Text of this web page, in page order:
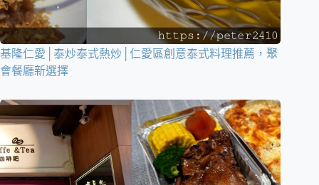
基隆仁愛│泰炒泰式熱炒│仁愛區創意泰式料理推薦，聚
會餐廳新選擇